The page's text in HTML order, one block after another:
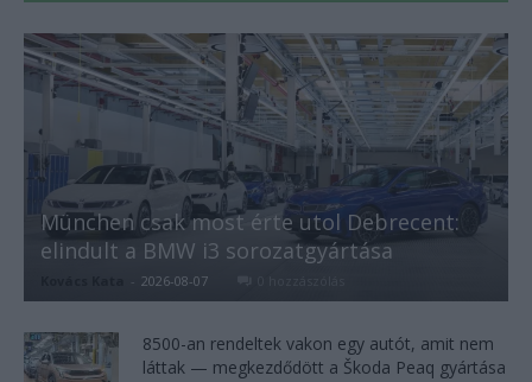
München csak most érte utol Debrecent:
elindult a BMW i3 sorozatgyártása
- 2026-08-07
8500-an rendeltek vakon egy autót, amit nem
láttak — megkezdődött a Škoda Peaq gyártása